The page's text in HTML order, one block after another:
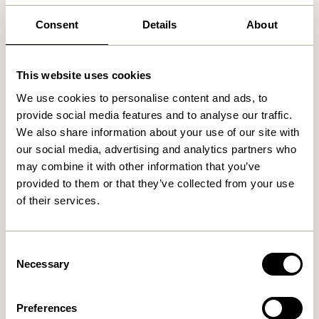
Consent Details About
This website uses cookies
We use cookies to personalise content and ads, to
provide social media features and to analyse our traffic.
We also share information about your use of our site with
our social media, advertising and analytics partners who
may combine it with other information that you’ve
provided to them or that they’ve collected from your use
of their services.
Selection
Necessary
Preferences
30 dages returret
Fri fragt over499 DKK*
Relaterede varer
NYHED
Mush Bordlampe Mini
Messingfarve